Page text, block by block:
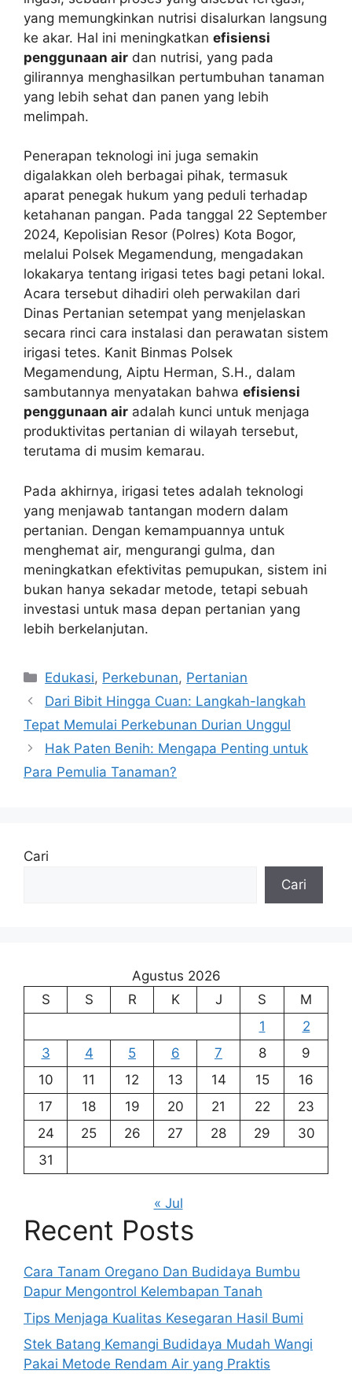
yang memungkinkan nutrisi disalurkan langsung
ke akar. Hal ini meningkatkan efisiensi
penggunaan air dan nutrisi, yang pada
gilirannya menghasilkan pertumbuhan tanaman
yang lebih sehat dan panen yang lebih
melimpah.
Penerapan teknologi ini juga semakin
digalakkan oleh berbagai pihak, termasuk
aparat penegak hukum yang peduli terhadap
ketahanan pangan. Pada tanggal 22 September
2024, Kepolisian Resor (Polres) Kota Bogor,
melalui Polsek Megamendung, mengadakan
lokakarya tentang irigasi tetes bagi petani lokal.
Acara tersebut dihadiri oleh perwakilan dari
Dinas Pertanian setempat yang menjelaskan
secara rinci cara instalasi dan perawatan sistem
irigasi tetes. Kanit Binmas Polsek
Megamendung, Aiptu Herman, S.H., dalam
sambutannya menyatakan bahwa efisiensi
penggunaan air adalah kunci untuk menjaga
produktivitas pertanian di wilayah tersebut,
terutama di musim kemarau.
Pada akhirnya, irigasi tetes adalah teknologi
yang menjawab tantangan modern dalam
pertanian. Dengan kemampuannya untuk
menghemat air, mengurangi gulma, dan
meningkatkan efektivitas pemupukan, sistem ini
bukan hanya sekadar metode, tetapi sebuah
investasi untuk masa depan pertanian yang
lebih berkelanjutan.
Kategori
Edukasi, Perkebunan, Pertanian
Dari Bibit Hingga Cuan: Langkah-langkah
Tepat Memulai Perkebunan Durian Unggul
Hak Paten Benih: Mengapa Penting untuk
Para Pemulia Tanaman?
Cari
Cari
Agustus 2026
S
S R K J S
M
1
2
3
4 5 6 7 8
9
10
11 12 13 14 15
16
17
18 19 20 21 22
23
24
25 26 27 28 29
30
31
« Jul
Recent Posts
Cara Tanam Oregano Dan Budidaya Bumbu
Dapur Mengontrol Kelembapan Tanah
Tips Menjaga Kualitas Kesegaran Hasil Bumi
Stek Batang Kemangi Budidaya Mudah Wangi
Pakai Metode Rendam Air yang Praktis